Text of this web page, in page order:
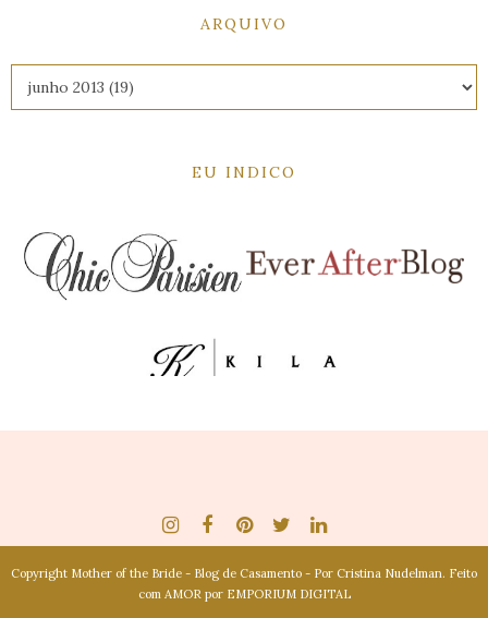
ARQUIVO
EU INDICO
Copyright Mother of the Bride - Blog de Casamento - Por Cristina Nudelman. Feito
com AMOR por EMPORIUM DIGITAL